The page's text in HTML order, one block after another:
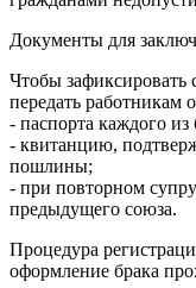
Документы для
Чтобы зафиксировать
передать работникам
- паспорта каждого
- квитанцию,
пошлины;
- при повторном
предыдущего союза.
Процедура
оформление брака